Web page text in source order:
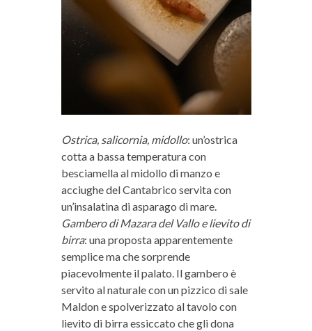
Ostrica, salicornia, midollo: un’ostrica
cotta a bassa temperatura con
besciamella al midollo di manzo e
acciughe del Cantabrico servita con
un’insalatina di asparago di mare.
Gambero di Mazara del Vallo e lievito di
birra: una proposta apparentemente
semplice ma che sorprende
piacevolmente il palato. Il gambero è
servito al naturale con un pizzico di sale
Maldon e spolverizzato al tavolo con
lievito di birra essiccato che gli dona